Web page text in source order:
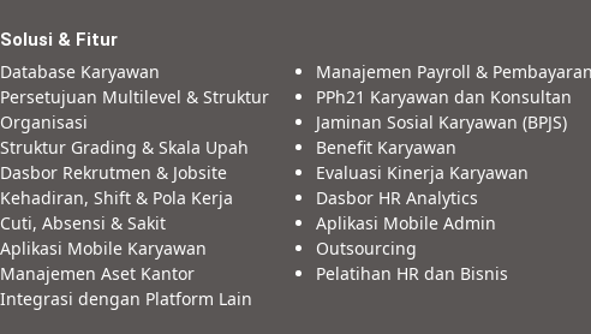
Solusi & Fitur
Database Karyawan
Persetujuan Multilevel & Struktur
Organisasi
Struktur Grading & Skala Upah
Dasbor Rekrutmen & Jobsite
Kehadiran, Shift & Pola Kerja
Cuti, Absensi & Sakit
Aplikasi Mobile Karyawan
Manajemen Aset Kantor
Integrasi dengan Platform Lain
Manajemen Payroll &
PPh21 Karyawan dan Konsultan
Jaminan Sosial Karyawan (BPJS)
Benefit Karyawan
Evaluasi Kinerja Karyawan
Dasbor HR Analytics
Aplikasi Mobile Admin
Outsourcing
Pelatihan HR dan Bisnis